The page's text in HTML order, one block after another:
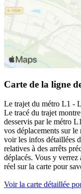
Carte de la ligne
Le trajet du métro L1 -
Le tracé du trajet
desservis par le métro
vos déplacements sur
voir les infos détaillées
relatives à des arrêts
déplacés. Vous y verrez
réel sur la carte pour
Voir la carte détaillée